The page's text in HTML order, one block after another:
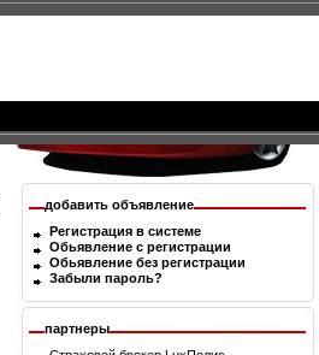
добавить объявление
Регистрация в системе
Обьявление с регистрации
Обьявление без регистрации
Забыли пароль?
партнеры